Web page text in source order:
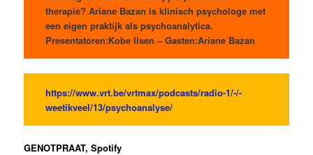
therapie? Ariane Bazan is klinisch psychologe met
een eigen praktijk als psychoanalytica.
Presentatoren:Kobe Ilsen – Gasten:Ariane Bazan
https://www.vrt.be/vrtmax/podcasts/radio-1/-/-
weetikveel/13/psychoanalyse/
GENOTPRAAT, Spotify